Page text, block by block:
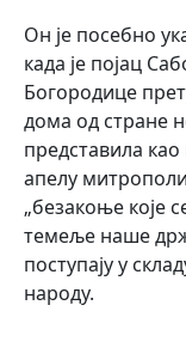
Он је посебно
када је појац
Богородице
дома од стране
представила
апелу
„безакоње које
темеље наше
поступају у
народу.